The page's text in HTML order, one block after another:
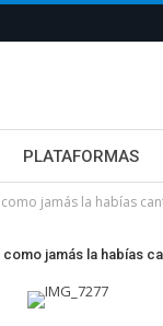
PLATAFORMAS
jamás la habías
jamás la habías